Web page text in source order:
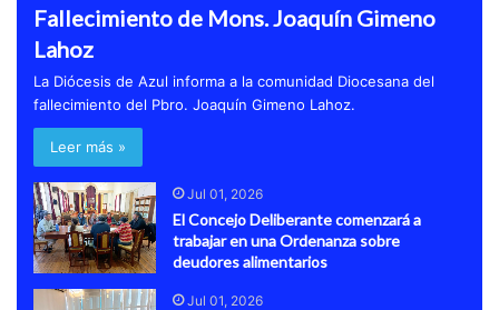
Fallecimiento de Mons. Joaquín Gimeno
Lahoz
La Diócesis de Azul informa a la comunidad Diocesana del
fallecimiento del Pbro. Joaquín Gimeno Lahoz.
Leer más »
Jul 01, 2026
El Concejo Deliberante comenzará a
trabajar en una Ordenanza sobre
deudores alimentarios
Jul 01, 2026